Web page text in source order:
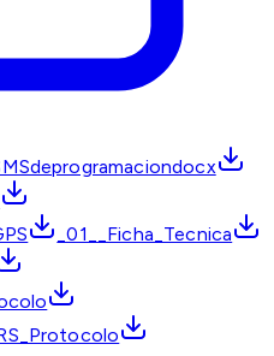
_01__Ficha_Tecnica